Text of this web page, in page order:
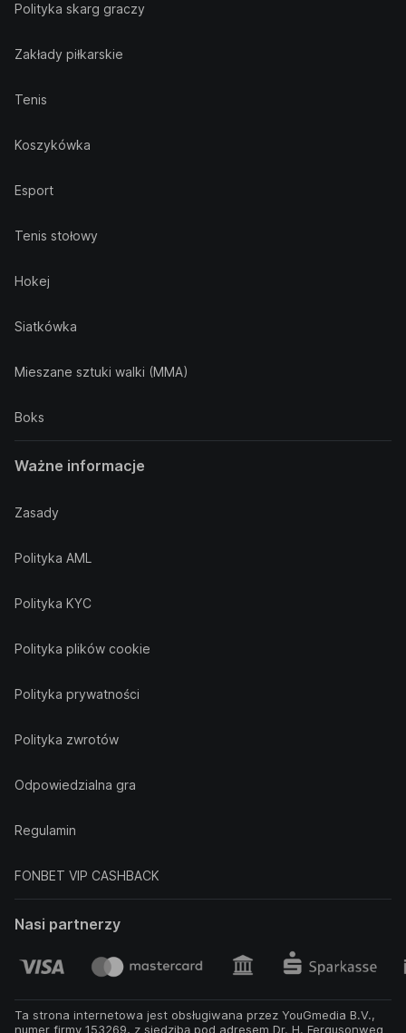
Polityka skarg graczy
Zakłady piłkarskie
Tenis
Koszykówka
Esport
Tenis stołowy
Hokej
Siatkówka
Mieszane sztuki walki (MMA)
Boks
Ważne informacje
Zasady
Polityka AML
Polityka KYC
Polityka plików cookie
Polityka prywatności
Polityka zwrotów
Odpowiedzialna gra
Regulamin
FONBET VIP CASHBACK
Nasi partnerzy
Ta strona internetowa jest obsługiwana przez YouGmedia B.V.,
numer firmy 153269, z siedzibą pod adresem Dr. H. Fergusonweg